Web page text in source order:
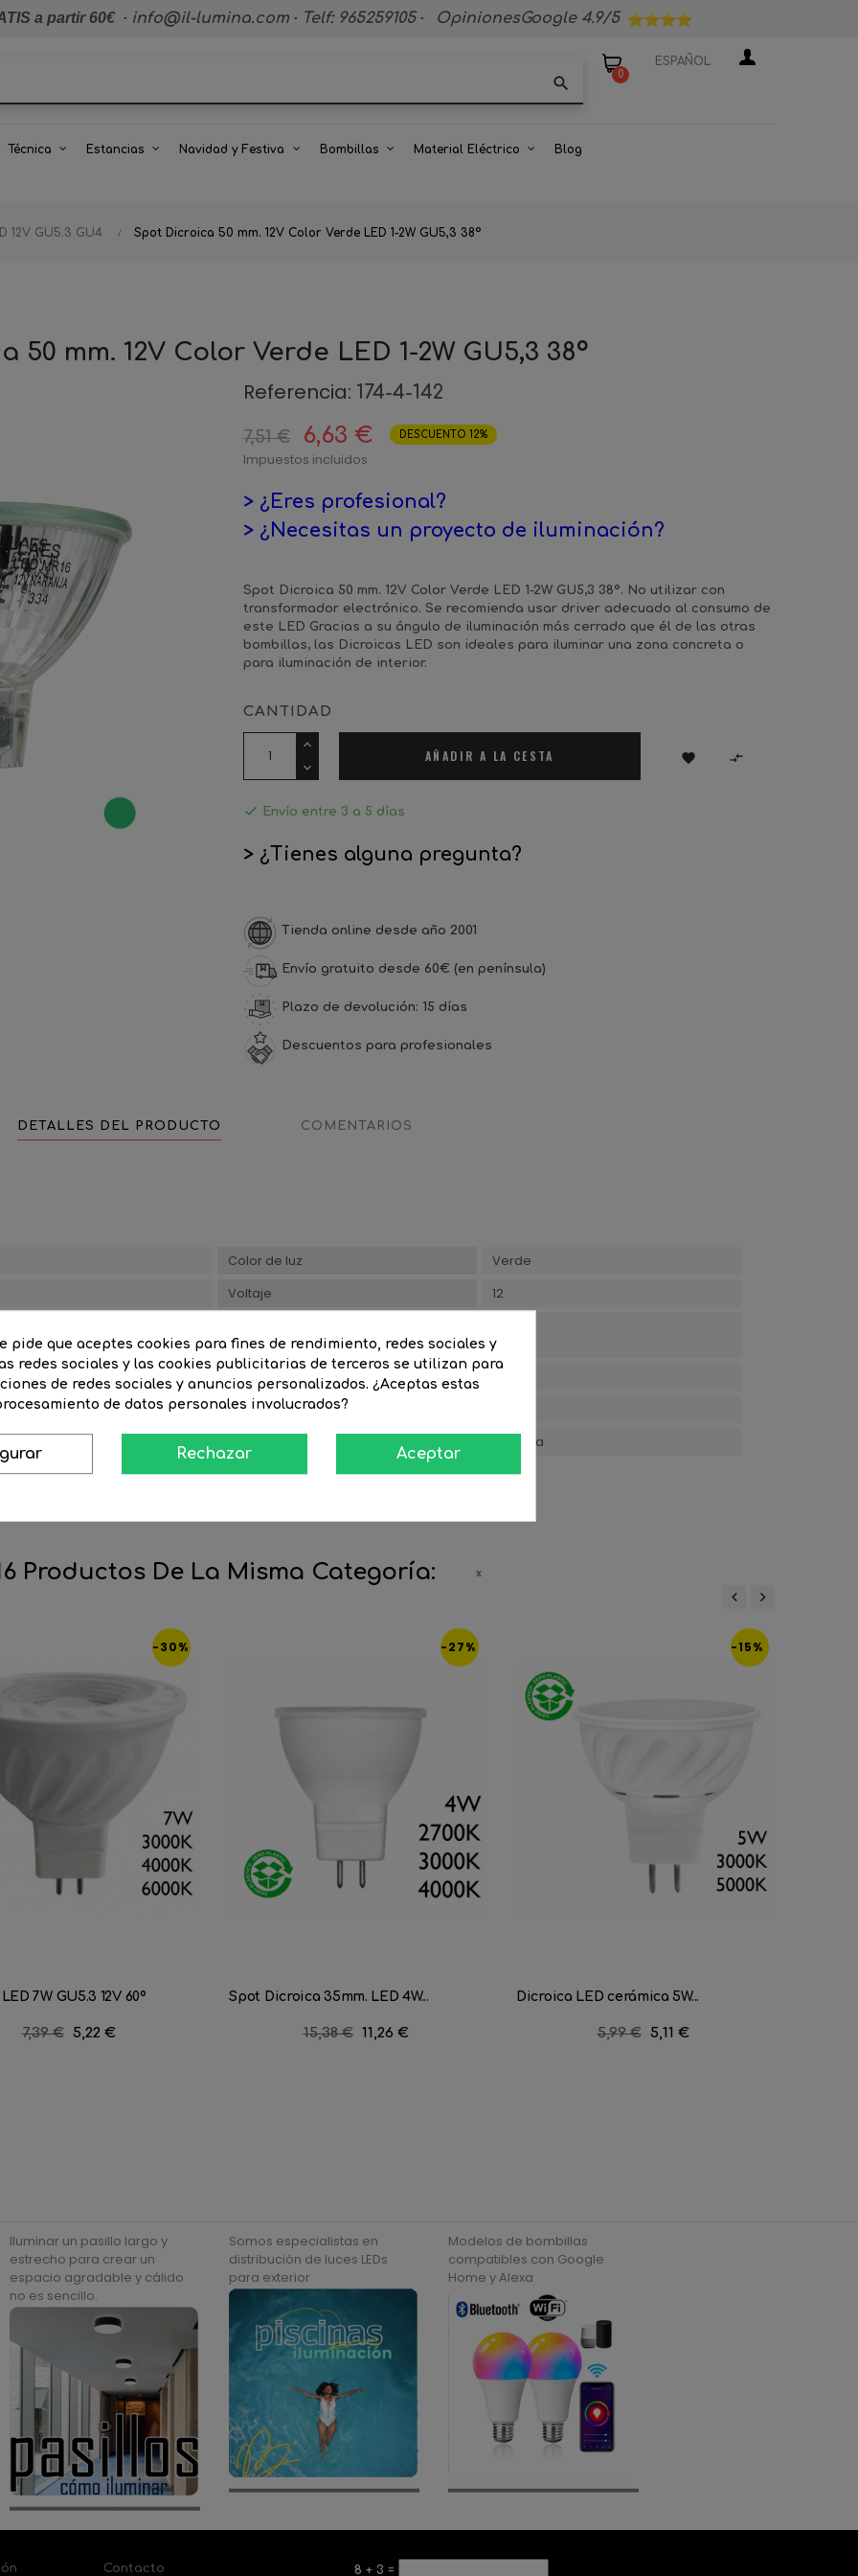
a partir 60€· info@il-lumina.com · Telf: 965259105 · OpinionesGoogle 4.9/5
search 0
ESPAÑOL
Técnica Estancias Navidad y Festiva Bombillas Material Eléctrico Blog
12V GU5.3 GU4 Spot Dicroica 50 mm. 12V Color Verde LED 1-2W GU5,3 38º
50 mm. 12V Color Verde LED 1-2W GU5,3 38º
Referencia: 174-4-142
7,51 € 6,63 € DESCUENTO 12%
Impuestos incluidos
> ¿Eres profesional?
> ¿Necesitas un proyecto de iluminación?
Spot Dicroica 50 mm. 12V Color Verde LED 1-2W GU5,3 38º. No utilizar con
transformador electrónico. Se recomienda usar driver adecuado al consumo de
este LED Gracias a su ángulo de iluminación más cerrado que él de las otras
bombillas, las Dicroicas LED son ideales para iluminar una zona concreta o
para iluminación de interior.
CANTIDAD
AÑADIR A LA CESTA  
 Envío entre 3 a 5 días
> ¿Tienes alguna pregunta?
Tienda online desde año 2001
Envío gratuito desde 60€ (en península)
Plazo de devolución: 15 días
Descuentos para profesionales
DETALLES DEL PRODUCTO COMENTARIOS
Color de luz
Verde
Voltaje 12
Acabado
Alto artículo (mm)
Grado de protección
Dicroica
Productos De La Misma Categoría:
-30%
7W GU5.3 12V 60º
Precio
7,39 € Precio
5,22 €
-27%
Spot Dicroica 35mm. LED 4W...
Precio
15,38 € Precio
11,26 €
-15%
Dicroica LED cerámica 5W...
Precio
5,99 € Precio
5,11 €
Iluminar un pasillo largo y
estrecho para crear un
espacio agradable y cálido
no es sencillo.
Somos especialistas en
distribución de luces LEDs
para exterior
Modelos de bombillas
compatibles con Google
Home y Alexa
Contacto 8 + 3 =
pide que aceptes cookies para fines de rendimiento, redes sociales y
redes sociales y las cookies publicitarias de terceros se utilizan para
de redes sociales y anuncios personalizados. ¿Aceptas estas
de datos personales involucrados?
Rechazar Aceptar